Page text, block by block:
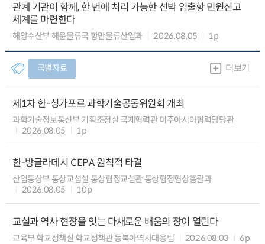
관계 기관이 함께, 한 번에 처리 가능한 선박 입출항 민원신고
체계를 마련한다
해양수산부 해운물류국 항만물류산업과 2026.08.05 1p
국별자료 더보기
제1차 한-싱가포르 과학기술공동위원회 개최
과학기술정보통신부 기획조정실 국제협력관 미주아시아협력담당관
2026.08.05
1p
한-방글라데시 CEPA 원칙적 타결
산업통상부 통상교섭실 통상협정교섭관 통상협정협상총괄과
2026.08.05
10p
교실과 역사 현장을 잇는 다채로운 배움의 장이 열린다
교육부 학교정책실 학교정책관 동북아역사대응팀 2026.08.03 6p